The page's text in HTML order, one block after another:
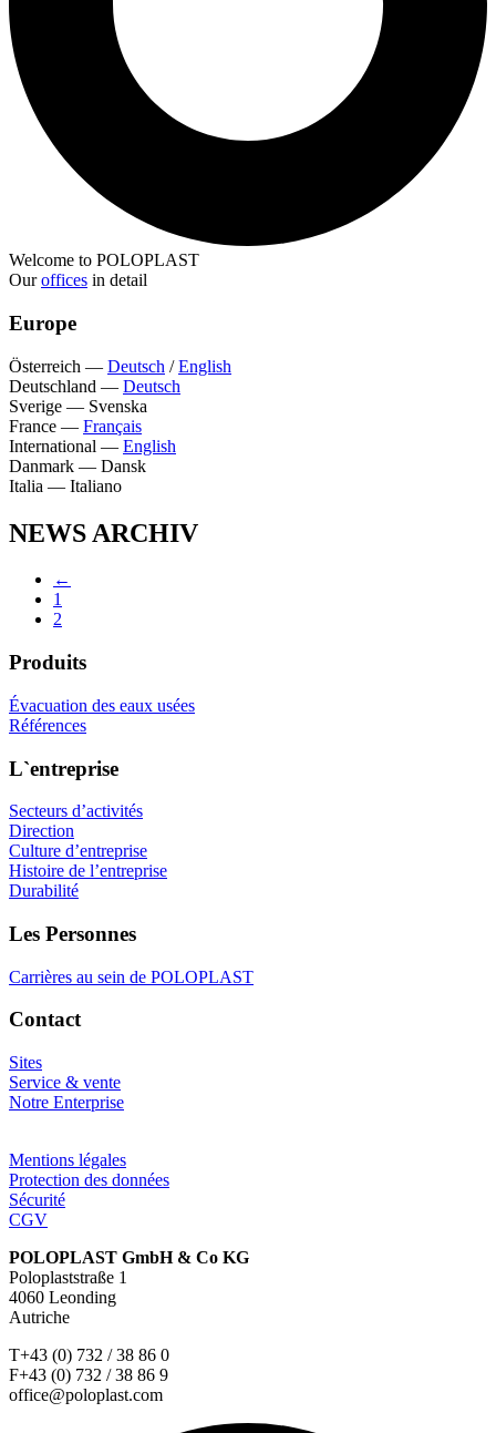
Welcome to POLOPLAST
Ouroffices in detail
Europe
Österreich — Deutsch /English
Deutschland — Deutsch
Sverige — Svenska
France — Français
International — English
Danmark — Dansk
Italia — Italiano
NEWS ARCHIV
←
1
2
Produits
Évacuation des eaux usées
Références
L`entreprise
Secteurs d’activités
Direction
Culture d’entreprise
Histoire de l’entreprise
Durabilité
Les Personnes
Carrières au sein de POLOPLAST
Contact
Sites
Service & vente
Notre Enterprise
Mentions légales
Protection des données
Sécurité
CGV
POLOPLAST GmbH & Co KG
Poloplaststraße 1
4060 Leonding
Autriche
T+43 (0) 732 / 38 86 0
F+43 (0) 732 / 38 86 9
office@poloplast.com